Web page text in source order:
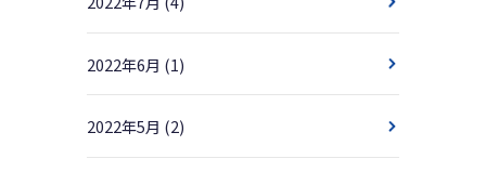
2022年6月 (1)
2022年5月 (2)